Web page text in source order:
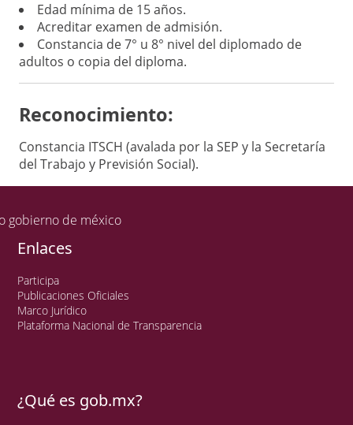
Edad mínima de 15 años.
Acreditar examen de admisión.
Constancia de 7° u 8° nivel del diplomado de
adultos o copia del diploma.
Reconocimiento:
Constancia ITSCH (avalada por la SEP y la Secretaría
del Trabajo y Previsión Social).
Enlaces
Participa
Publicaciones Oficiales
Marco Jurídico
Plataforma Nacional de Transparencia
¿Qué es gob.mx?